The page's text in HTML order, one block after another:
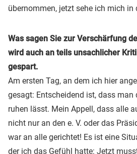
übernommen, jetzt sehe ich mich in
Was sagen Sie zur Verschärfung
wird auch an teils unsachlicher
gespart.
Am ersten Tag, an dem ich hier
gesagt: Entscheidend ist, dass man
ruhen lässt. Mein Appell, dass alle
nicht nur an den e. V. oder das
war an alle gerichtet! Es ist eine
der ich das Gefühl hatte: Jetzt